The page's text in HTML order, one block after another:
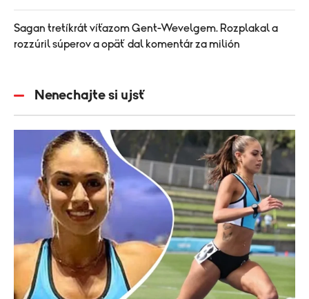
Sagan tretíkrát víťazom Gent-Wevelgem. Rozplakal a
rozzúril súperov a opäť dal komentár za milión
Nenechajte si ujsť